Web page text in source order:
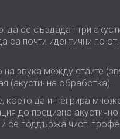
се създадат три
са почти идентични по
звука между стаите
(акустична обработка).
което да интегрира
до прецизно
се поддържа чист,